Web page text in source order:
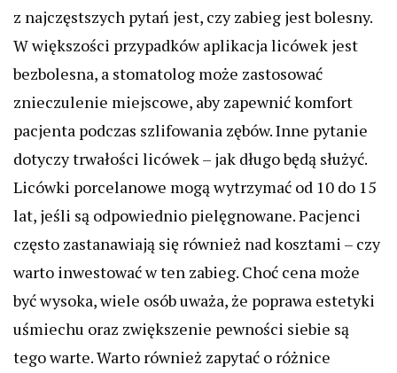
z najczęstszych pytań jest, czy zabieg jest bolesny.
W większości przypadków aplikacja licówek jest
bezbolesna, a stomatolog może zastosować
znieczulenie miejscowe, aby zapewnić komfort
pacjenta podczas szlifowania zębów. Inne pytanie
dotyczy trwałości licówek – jak długo będą służyć.
Licówki porcelanowe mogą wytrzymać od 10 do 15
lat, jeśli są odpowiednio pielęgnowane. Pacjenci
często zastanawiają się również nad kosztami – czy
warto inwestować w ten zabieg. Choć cena może
być wysoka, wiele osób uważa, że poprawa estetyki
uśmiechu oraz zwiększenie pewności siebie są
tego warte. Warto również zapytać o różnice